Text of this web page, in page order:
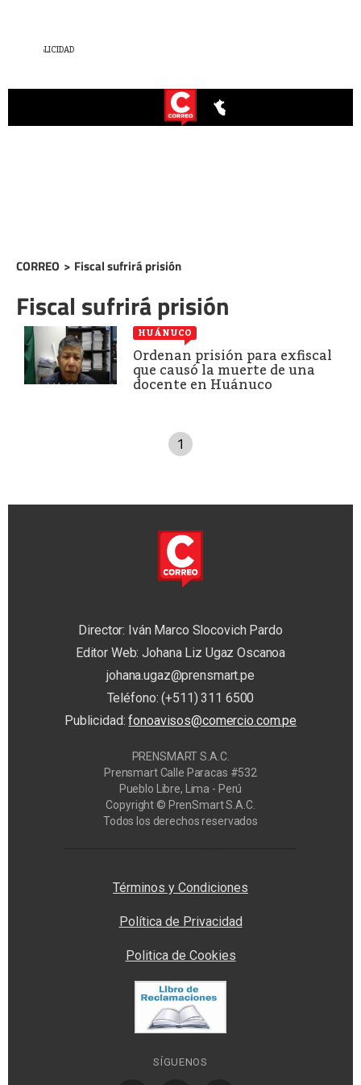
CORREO > Fiscal sufrirá prisión
Fiscal sufrirá prisión
HUÁNUCO
Ordenan prisión para exfiscal
que causó la muerte de una
docente en Huánuco
1
Director: Iván Marco Slocovich Pardo
Editor Web: Johana Liz Ugaz Oscanoa
johana.ugaz@prensmart.pe
Teléfono: (+511) 311 6500
Publicidad:fonoavisos@comercio.com.pe
PRENSMART S.A.C.
Prensmart Calle Paracas #532
Pueblo Libre, Lima - Perú
Copyright © PrenSmart S.A.C.
Todos los derechos reservados
Términos y Condiciones
Política de Privacidad
Politica de Cookies
SÍGUENOS